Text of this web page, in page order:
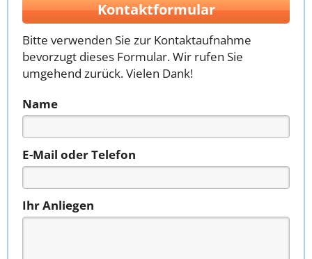
Kontaktformular
Bitte verwenden Sie zur Kontaktaufnahme
bevorzugt dieses Formular. Wir rufen Sie
umgehend zurück. Vielen Dank!
Name
E-Mail oder Telefon
Ihr Anliegen